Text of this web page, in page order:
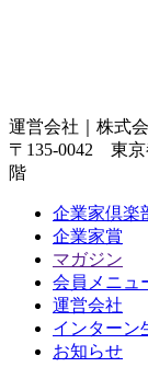
運営会社｜ 株式
〒135-0042 東
階
企業家倶楽
企業家賞
マガジン
会員メニュ
運営会社
インターン
お知らせ